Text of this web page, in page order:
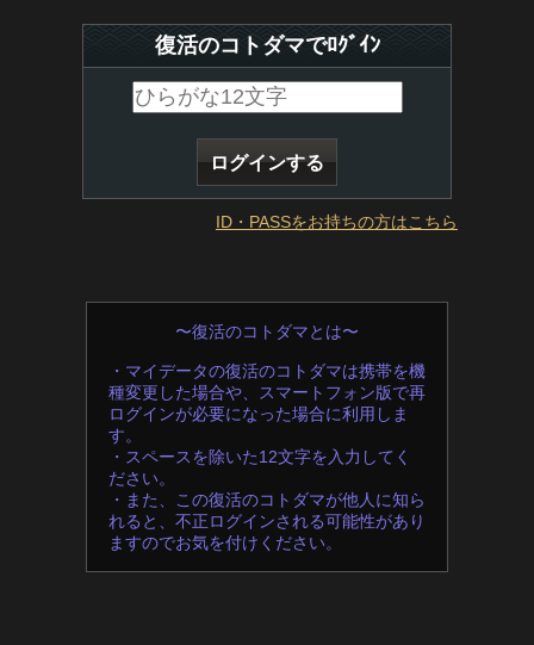
復活のコトダマでﾛｸﾞｲﾝ
ID・PASSをお持ちの方はこちら
〜復活のコトダマとは〜
・マイデータの復活のコトダマは携帯を機
種変更した場合や、スマートフォン版で再
ログインが必要になった場合に利用しま
す。
・スペースを除いた12文字を入力してく
ださい。
・また、この復活のコトダマが他人に知ら
れると、不正ログインされる可能性があり
ますのでお気を付けください。